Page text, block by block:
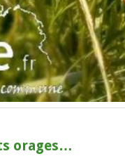
orages…